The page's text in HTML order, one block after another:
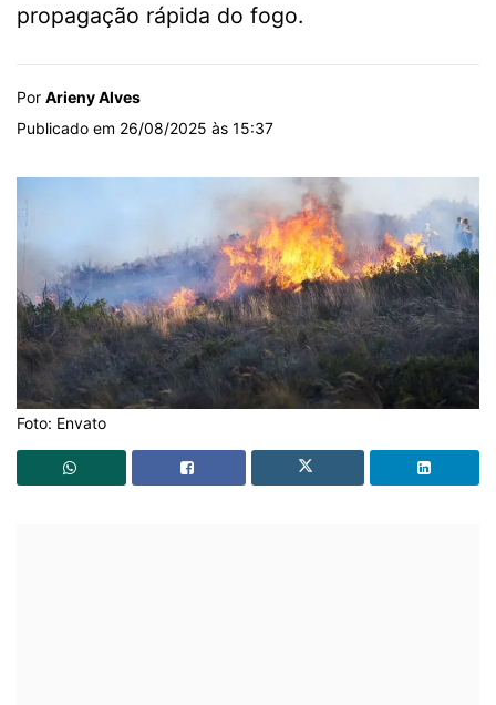
propagação rápida do fogo.
Por Arieny Alves
Publicado em 26/08/2025 às 15:37
Foto: Envato